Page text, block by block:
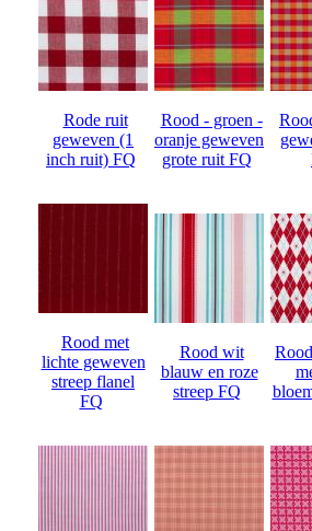
Rode ruit
geweven (1
inch ruit) FQ
Rood - groen -
oranje geweven
grote ruit FQ
Rood met
lichte geweven
streep flanel
FQ
Rood wit
blauw en roze
streep FQ